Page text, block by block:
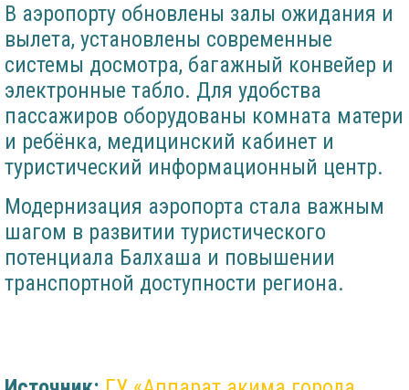
В аэропорту обновлены залы ожидания и
вылета, установлены современные
системы досмотра, багажный конвейер и
электронные табло. Для удобства
пассажиров оборудованы комната матери
и ребёнка, медицинский кабинет и
туристический информационный центр.
Модернизация аэропорта стала важным
шагом в развитии туристического
потенциала Балхаша и повышении
транспортной доступности региона.